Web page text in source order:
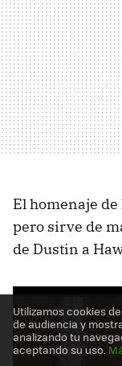
El homenaje
pero sirve de
de Dustin a
Utilizamos cookies
de audiencia y
analizando tu
aceptando su uso.